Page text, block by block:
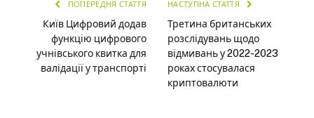
ПОПЕРЕДНЯ СТАТТЯ
Київ Цифровий додав
функцію цифрового
учнівського квитка для
валідації у транспорті
НАСТУПНА СТАТТЯ
Третина британських
розслідувань щодо
відмивань у 2022-2023
роках стосувалася
криптовалюти